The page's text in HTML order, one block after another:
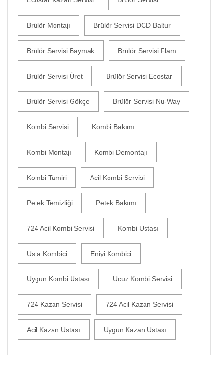
Brülör Montajı Brülör Servisi DCD Baltur
Brülör Servisi Baymak Brülör Servisi Flam
Brülör Servisi Üret Brülör Servisi Ecostar
Brülör Servisi Gökçe Brülör Servisi Nu-Way
Kombi Servisi Kombi Bakımı
Kombi Montajı Kombi Demontajı
Kombi Tamiri Acil Kombi Servisi
Petek Temizliği Petek Bakımı
724 Acil Kombi Servisi Kombi Ustası
Usta Kombici Eniyi Kombici
Uygun Kombi Ustası Ucuz Kombi Servisi
724 Kazan Servisi 724 Acil Kazan Servisi
Acil Kazan Ustası Uygun Kazan Ustası